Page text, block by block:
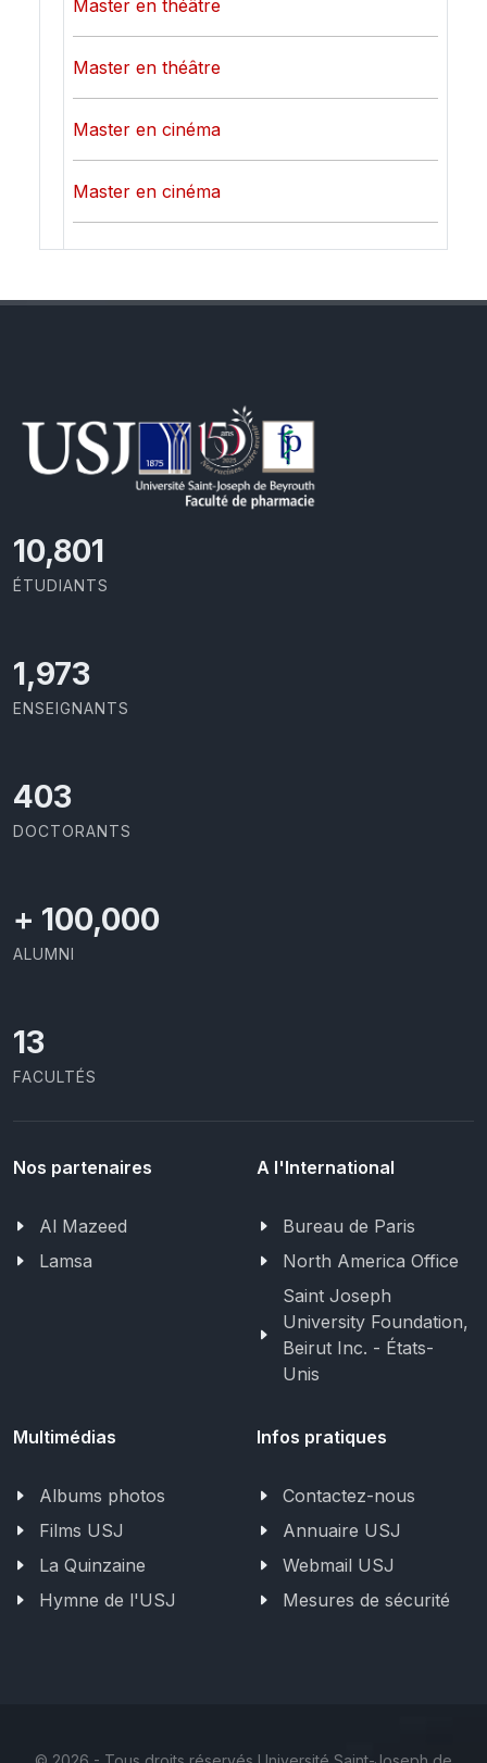
Master en théâtre
Master en théâtre
Master en cinéma
Master en cinéma
11,418
ÉTUDIANTS
2,086
ENSEIGNANTS
426
DOCTORANTS
+ 100,000
ALUMNI
13
FACULTÉS
Nos partenaires
Al Mazeed
Lamsa
A l'International
Bureau de Paris
North America Office
Saint Joseph
University Foundation,
Beirut Inc. - États-
Unis
Multimédias
Albums photos
Films USJ
La Quinzaine
Hymne de l'USJ
Infos pratiques
Contactez-nous
Annuaire USJ
Webmail USJ
Mesures de sécurité